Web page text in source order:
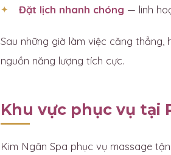
Đặt lịch nhanh chóng — linh
Sau những giờ làm việc căng
nguồn năng lượng tích cực.
Khu vực phục vụ tại
Kim Ngân Spa phục vụ massage